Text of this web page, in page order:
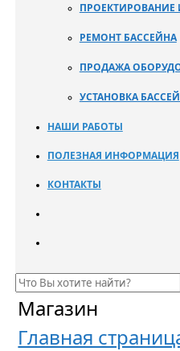
ПРОЕКТИРОВАНИЕ
РЕМОНТ БАССЕЙНА
ПРОДАЖА
УСТАНОВКА
НАШИ РАБОТЫ
ПОЛЕЗНАЯ ИНФОРМАЦИЯ
КОНТАКТЫ
Магазин
Главная